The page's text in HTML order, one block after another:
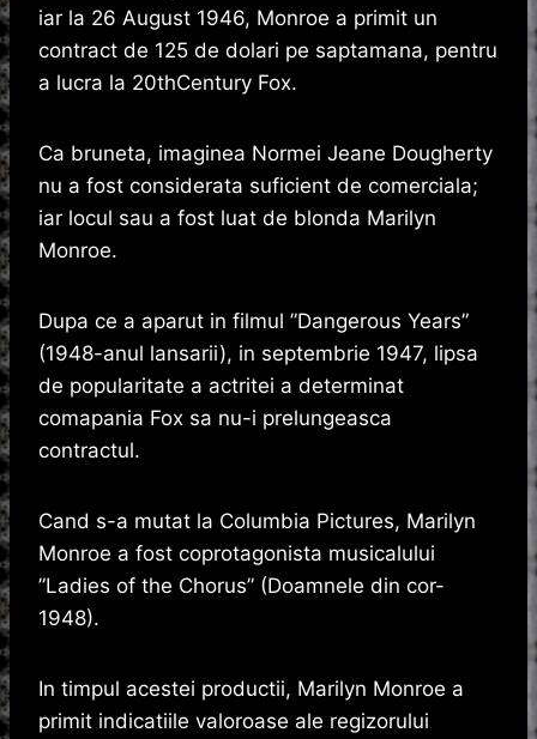
iar la 26 August 1946, Monroe a primit un
contract de 125 de dolari pe saptamana, pentru
a lucra la 20thCentury Fox.
Ca bruneta, imaginea Normei Jeane Dougherty
nu a fost considerata suficient de comerciala;
iar locul sau a fost luat de blonda Marilyn
Monroe.
Dupa ce a aparut in filmul ”Dangerous Years”
(1948-anul lansarii), in septembrie 1947, lipsa
de popularitate a actritei a determinat
comapania Fox sa nu-i prelungeasca
contractul.
Cand s-a mutat la Columbia Pictures, Marilyn
Monroe a fost coprotagonista musicalului
”Ladies of the Chorus” (Doamnele din cor-
1948).
In timpul acestei productii, Marilyn Monroe a
primit indicatiile valoroase ale regizorului